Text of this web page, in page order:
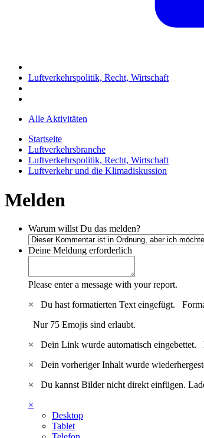
Luftverkehrspolitik, Recht, Wirtschaft
Alle Aktivitäten
Startseite
Luftverkehrsbranche
Luftverkehrspolitik, Recht, Wirtschaft
Luftverkehr und die Klimadiskussion
Melden
Warum willst Du das melden?
Deine Meldung erforderlich
Please enter a message with your report.
×
Du hast formatierten Text eingefügt.
Nur 75 Emojis sind erlaubt.
×
Dein Link wurde automatisch eingebettet.
×
Dein vorheriger Inhalt wurde
×
Du kannst Bilder nicht direkt einfügen.
×
Desktop
Tablet